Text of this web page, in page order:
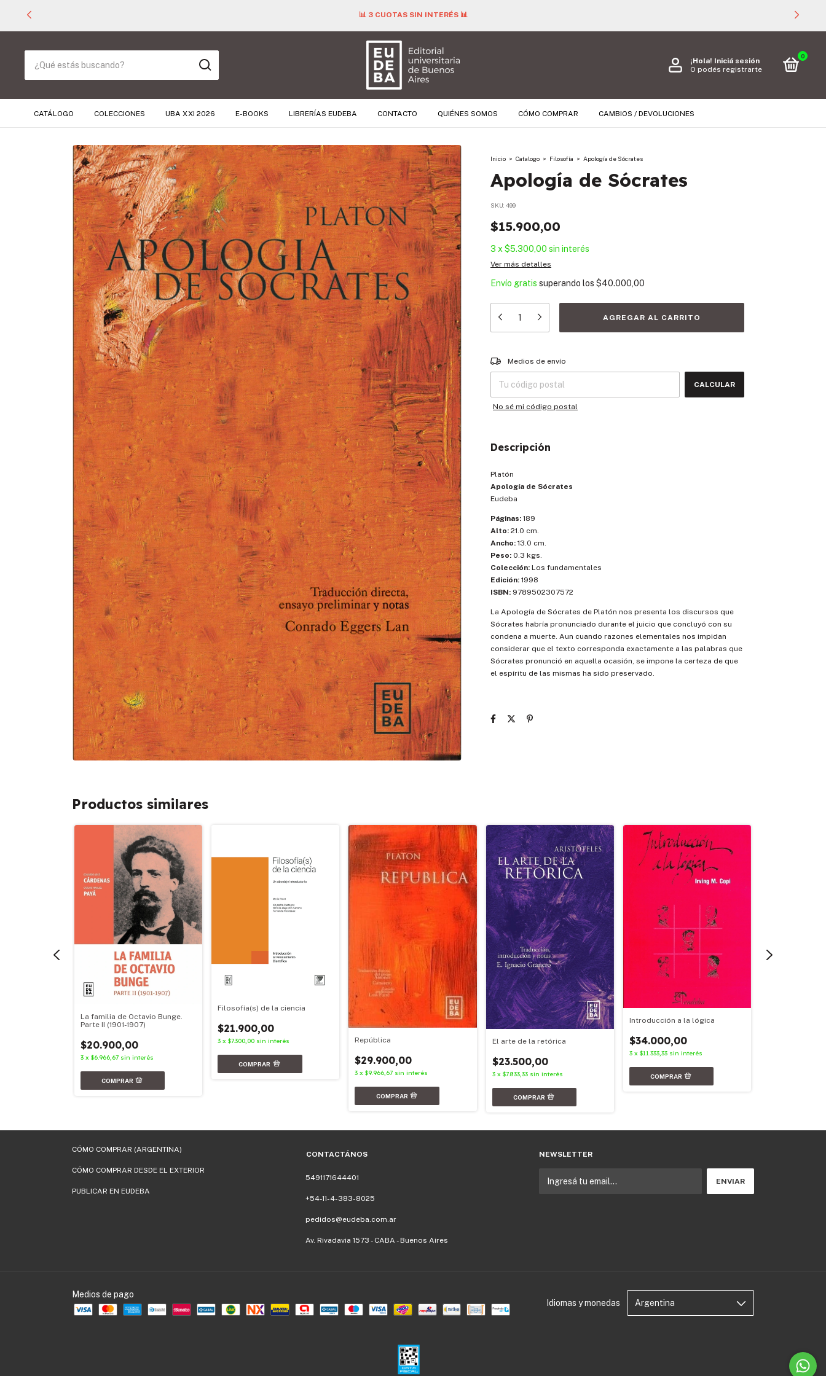
📊 3 CUOTAS SIN INTERÉS 📊
¡Hola! Iniciá sesión
O podés registrarte
0
CATÁLOGO COLECCIONES UBA XXI 2026 E-BOOKS LIBRERÍAS EUDEBA CONTACTO QUIÉNES SOMOS CÓMO COMPRAR CAMBIOS / DEVOLUCIONES
Inicio > Catalogo > Filosofía > Apología de Sócrates
Apología de Sócrates
SKU: 499
$15.900,00
3 x $5.300,00 sin interés
Ver más detalles
Envío gratis superando los $40.000,00
Entregas para el CP:
Medios de envío
CALCULAR
No sé mi código postal
Descripción
Platón
Apología de Sócrates
Eudeba
Páginas: 189
Alto: 21.0 cm.
Ancho: 13.0 cm.
Peso: 0.3 kgs.
Colección: Los fundamentales
Edición: 1998
ISBN: 9789502307572
La Apología de Sócrates de Platón nos presenta los discursos que
Sócrates habría pronunciado durante el juicio que concluyó con su
condena a muerte. Aun cuando razones elementales nos impidan
considerar que el texto corresponda exactamente a las palabras que
Sócrates pronunció en aquella ocasión, se impone la certeza de que
el espíritu de las mismas ha sido preservado.
Productos similares
La familia de Octavio Bunge.
Parte II (1901-1907)
$20.900,00
3 x $6.966,67 sin interés
Filosofía(s) de la ciencia
$21.900,00
3 x$7.300,00 sin interés República
$29.900,00
3 x$9.966,67 sin interés
El arte de la retórica
$23.500,00
3 x $7.833,33 sin interés
Introducción a la lógica
$34.000,00
3 x $11.333,33 sin interés
CÓMO COMPRAR (ARGENTINA)
CÓMO COMPRAR DESDE EL EXTERIOR
PUBLICAR EN EUDEBA
CONTACTÁNOS
5491171644401
+54-11-4-383-8025
pedidos@eudeba.com.ar
Av. Rivadavia 1573 - CABA - Buenos Aires
NEWSLETTER
Medios de pago
Idiomas y monedas